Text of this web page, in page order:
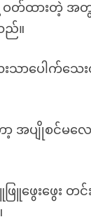
တ်ထားတဲ့ အတွ
။
ေးသာပေါက်သ
ာ့ အပျိုစင်မ
ေးဖွေး တင်း